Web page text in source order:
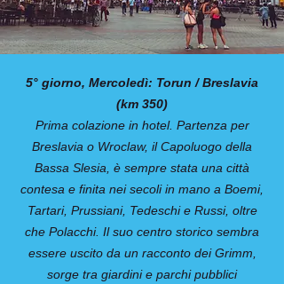
5° giorno, Mercoledì: Torun / Breslavia
(km 350)
Prima colazione in hotel. Partenza per
Breslavia o Wroclaw, il Capoluogo della
Bassa Slesia, è sempre stata una città
contesa e finita nei secoli in mano a Boemi,
Tartari, Prussiani, Tedeschi e Russi, oltre
che Polacchi. Il suo centro storico sembra
essere uscito da un racconto dei Grimm,
sorge tra giardini e parchi pubblici